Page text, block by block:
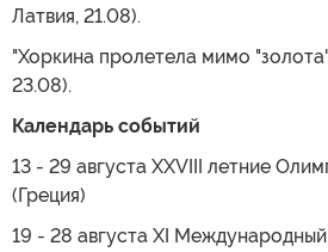
Латвия, 21.08).
"Хоркина пролетела мимо
23.08).
Календарь событий
13 - 29 августа XXVIII летние
(Греция)
19 - 28 августа XI